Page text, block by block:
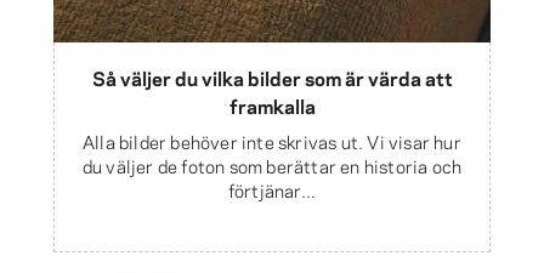
Så väljer du vilka bilder som är värda att
framkalla
Alla bilder behöver inte skrivas ut. Vi visar hur
du väljer de foton som berättar en historia och
förtjänar...